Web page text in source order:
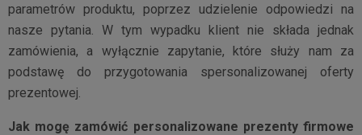
parametrów produktu, poprzez udzielenie odpowiedzi na
nasze pytania. W tym wypadku klient nie składa jednak
zamówienia, a wyłącznie zapytanie, które służy nam za
podstawę do przygotowania spersonalizowanej oferty
prezentowej.
Jak mogę zamówić personalizowane prezenty firmowe